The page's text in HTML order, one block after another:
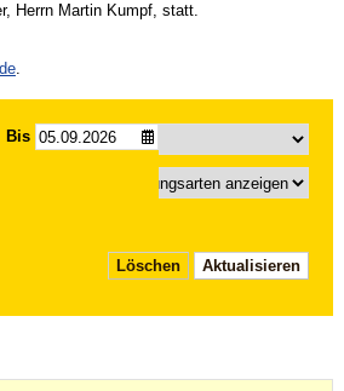
Herrn Martin Kumpf, statt.
.
Bis
Löschen Aktualisieren